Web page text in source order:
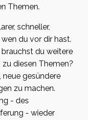
Themen.
schneller,
du vor dir hast.
du weitere
diesen Themen?
gesündere
zu machen.
- des
- wieder